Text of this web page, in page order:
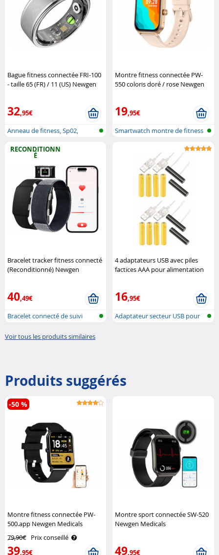
Bague fitness connectée FRI-100
- taille 65 (FR) / 11 (US) Newgen
32,95€
Anneau de fitness, Sp02,
Montre fitness connectée PW-
550 coloris doré / rose Newgen
19,95€
Smartwatch montre de fitness
RECONDITIONN
É
Bracelet tracker fitness connecté
(Reconditionné) Newgen
40,49€
Bracelet connecté de suivi
4 adaptateurs USB avec piles
factices AAA pour alimentation
16,95€
Adaptateur secteur USB pour
Voir tous les produits similaires
Produits suggérés
Montre fitness connectée PW-
500.app Newgen Medicals
79,90€ Prix conseillé
39,95€
-50 %
Montre sport connectée SW-520
Newgen Medicals
49,95€